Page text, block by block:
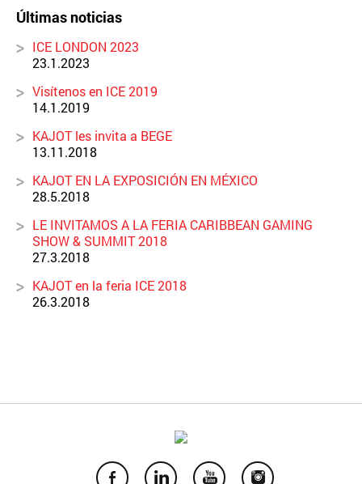
Últimas noticias
ICE LONDON 2023
23.1.2023
Visítenos en ICE 2019
14.1.2019
KAJOT les invita a BEGE
13.11.2018
KAJOT EN LA EXPOSICIÓN EN MÉXICO
28.5.2018
LE INVITAMOS A LA FERIA CARIBBEAN GAMING
SHOW & SUMMIT 2018
27.3.2018
KAJOT en la feria ICE 2018
26.3.2018